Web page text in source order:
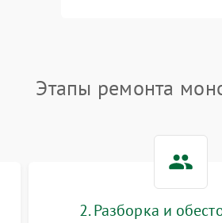
Этапы ремонта
2. Разборка и